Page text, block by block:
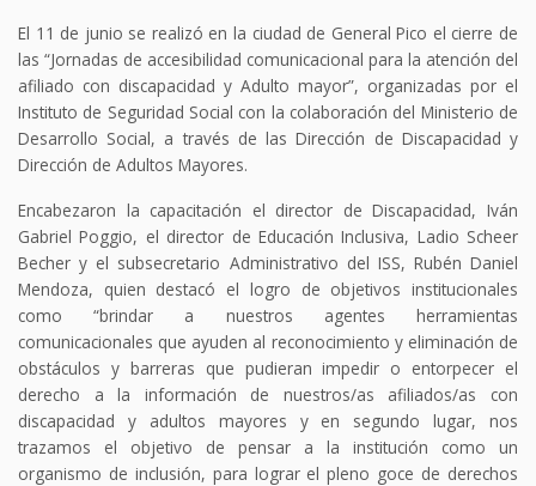
El 11 de junio se realizó en la ciudad de General Pico el cierre de
las “Jornadas de accesibilidad comunicacional para la atención del
afiliado con discapacidad y Adulto mayor”, organizadas por el
Instituto de Seguridad Social con la colaboración del Ministerio de
Desarrollo Social, a través de las Dirección de Discapacidad y
Dirección de Adultos Mayores.
Encabezaron la capacitación el director de Discapacidad, Iván
Gabriel Poggio, el director de Educación Inclusiva, Ladio Scheer
Becher y el subsecretario Administrativo del ISS, Rubén Daniel
Mendoza, quien destacó el logro de objetivos institucionales
como “brindar a nuestros agentes herramientas
comunicacionales que ayuden al reconocimiento y eliminación de
obstáculos y barreras que pudieran impedir o entorpecer el
derecho a la información de nuestros/as afiliados/as con
discapacidad y adultos mayores y en segundo lugar, nos
trazamos el objetivo de pensar a la institución como un
organismo de inclusión, para lograr el pleno goce de derechos